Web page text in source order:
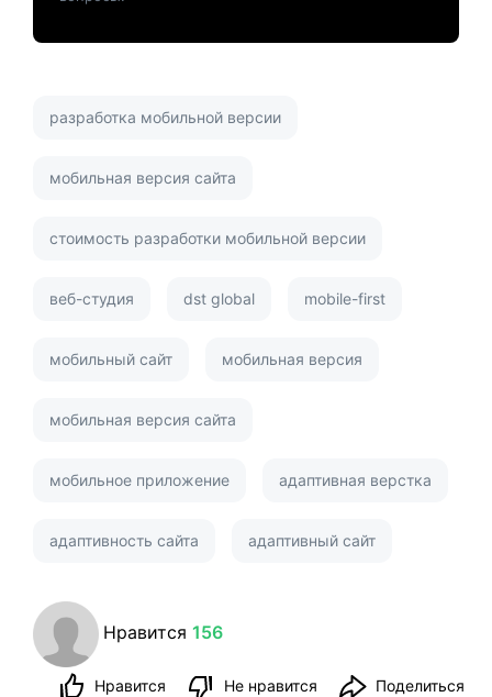
разработка мобильной версии
​мобильная версия сайта
стоимость разработки мобильной версии
веб-студия dst global mobile-first
мобильный сайт мобильная версия
мобильная версия сайта
мобильное приложение адаптивная верстка
адаптивность сайта адаптивный сайт
Нравится 156
Нравится Не нравится Поделиться